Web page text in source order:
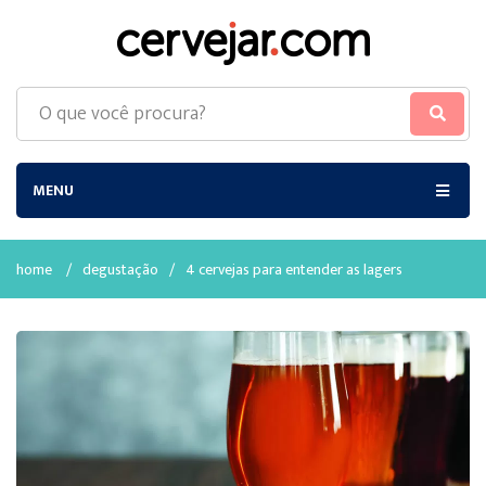
MENU
home / degustação / 4 cervejas para entender as lagers